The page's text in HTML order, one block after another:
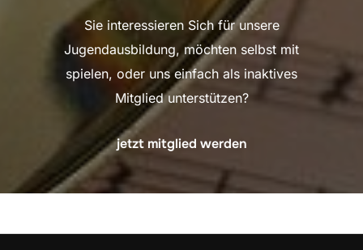
Sie interessieren Sich für unsere
Jugendausbildung, möchten selbst mit
spielen, oder uns einfach als inaktives
Mitglied unterstützen?
jetzt mitglied werden